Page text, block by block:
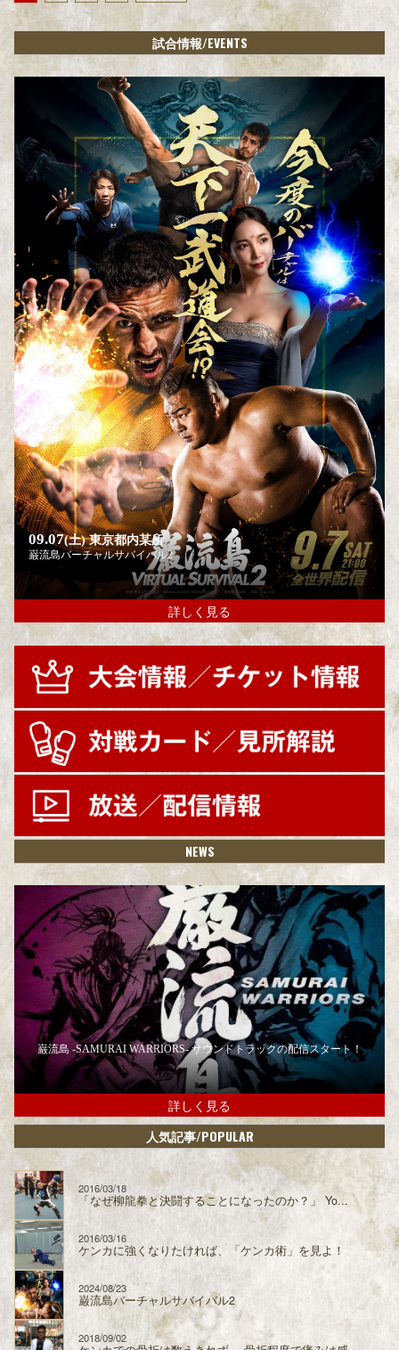
試合情報/EVENTS
09.07(土)東京都内某所
巌流島バーチャルサバイバル2
詳しく見る
NEWS
巌流島 -SAMURAI WARRIORS- サウンドトラックの配信スタート！
詳しく見る
人気記事/POPULAR
2016/03/18
「なぜ柳龍拳と決闘することになったのか？」 Yo...
2016/03/16
ケンカに強くなりたければ、「ケンカ術」を見よ！
2024/08/23
巌流島バーチャルサバイバル2
2018/09/02